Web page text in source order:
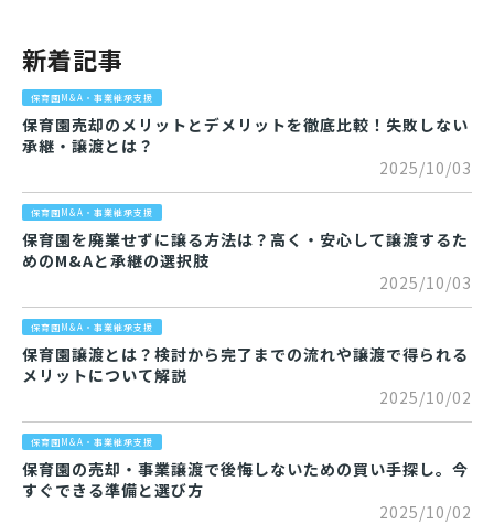
新着記事
保育園M&A・事業継承支援
保育園売却のメリットとデメリットを徹底比較！失敗しない
承継・譲渡とは？
2025/10/03
保育園M&A・事業継承支援
保育園を廃業せずに譲る方法は？高く・安心して譲渡するた
めのM&Aと承継の選択肢
2025/10/03
保育園M&A・事業継承支援
保育園譲渡とは？検討から完了までの流れや譲渡で得られる
メリットについて解説
2025/10/02
保育園M&A・事業継承支援
保育園の売却・事業譲渡で後悔しないための買い手探し。今
すぐできる準備と選び方
2025/10/02